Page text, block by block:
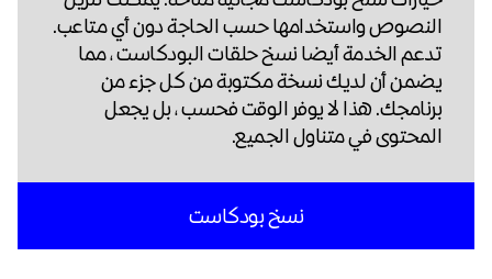
النصوص واستخدامها حسب الحاجة دون أي متاعب.
تدعم الخدمة أيضا نسخ حلقات البودكاست ، مما
يضمن أن لديك نسخة مكتوبة من كل جزء من
برنامجك. هذا لا يوفر الوقت فحسب ، بل يجعل
المحتوى في متناول الجميع.
نسخ بودكاست